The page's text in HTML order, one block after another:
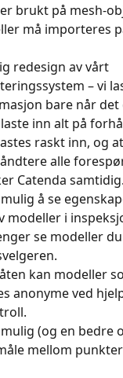
brukt på mesh-
må importeres
redesign av vårt
– vi
bare når det
inn alt på
raskt inn, og
alle
Catenda
å se
modeller i
se modeller
kan modeller
anonyme ved
(og en bedre
mellom